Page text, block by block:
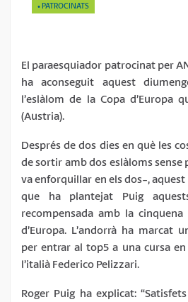
PATROCINATS
El paraesquiador patrocinat per
ha aconseguit aquest
l’eslàlom de la Copa d’Europa
(Austria).
Després de dos dies en què les
de sortir amb dos eslàloms
va enforquillar en els dos-,
que ha plantejat Puig
recompensada amb la
d’Europa. L’andorrà ha marcat
per entrar al top5 a una cursa en
l’italià Federico Pelizzari.
Roger Puig ha explicat: